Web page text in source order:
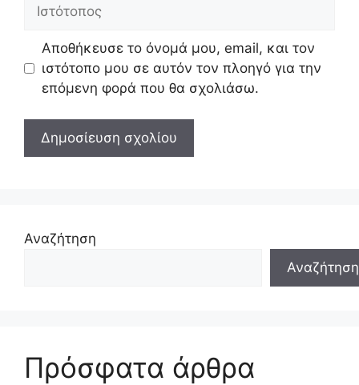
Αποθήκευσε το όνομά μου, email, και τον
ιστότοπο μου σε αυτόν τον πλοηγό για την
επόμενη φορά που θα σχολιάσω.
Αναζήτηση
Αναζήτηση
Πρόσφατα άρθρα